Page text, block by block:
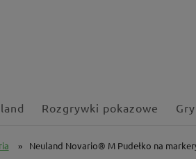
Rozgrywki pokazowe
» Neuland Novario® M Pudełko na